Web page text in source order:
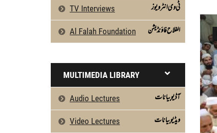
TV Interviews ٹی وی انٹرویوز
Al Falah Foundation الفلاح فاؤنڈیشن
MULTIMEDIA LIBRARY
Audio Lectures آڈیو بیانات
Video Lectures ویڈیو بیانات